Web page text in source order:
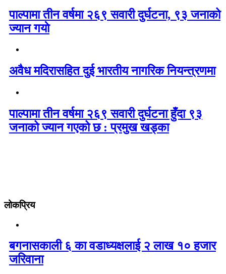
पाल्पामा तीन वर्षमा २६९ सवारी दुर्घटना, ९३ जनाको
ज्यान गयाे
अवैध मदिरासहित दुई भारतीय नागरिक नियन्त्रणमा
पाल्पामा तीन वर्षमा २६९ सवारी दुर्घटना हुँदा ९३
जनाको ज्यान गएको छ : प्रमुख खड्का
लोकप्रिय
बगनासकाली ६ का वडाध्यक्षलाई २ लाख १० हजार
जरिवाना